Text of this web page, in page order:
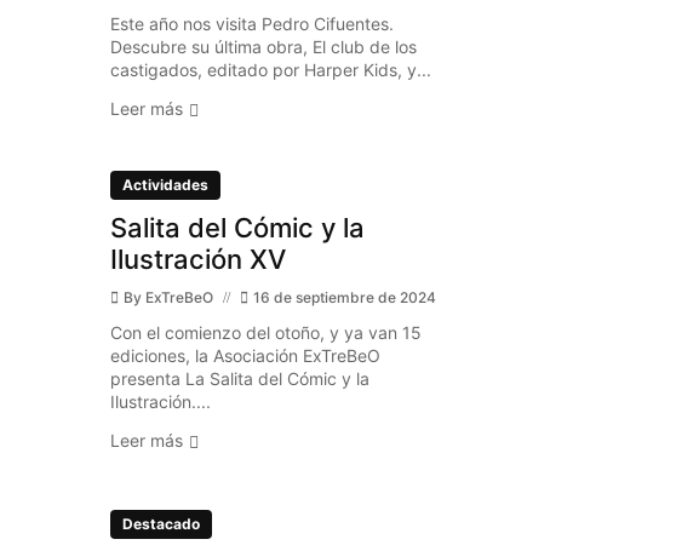
Este año nos visita Pedro Cifuentes.
Descubre su última obra, El club de los
castigados, editado por Harper Kids, y...
Leer más
Actividades
Salita del Cómic y la
Ilustración XV
By ExTreBeO 16 de septiembre de 2024
Con el comienzo del otoño, y ya van 15
ediciones, la Asociación ExTreBeO
presenta La Salita del Cómic y la
Ilustración....
Leer más
Destacado